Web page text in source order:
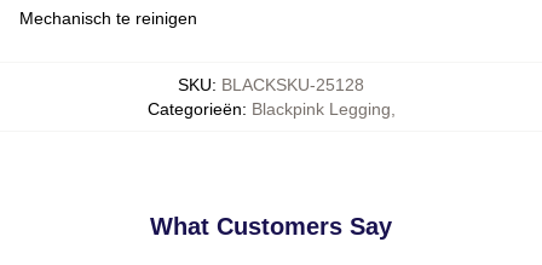
Mechanisch te reinigen
SKU: BLACKSKU-25128
Categorieën: Blackpink Legging
What Customers Say